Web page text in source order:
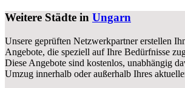
Weitere Städte in Ungarn
Unsere geprüften Netzwerkpartner erstellen
Angebote, die speziell auf Ihre Bedürfnisse
Diese Angebote sind kostenlos, unabhängig
Umzug innerhalb oder außerhalb Ihres